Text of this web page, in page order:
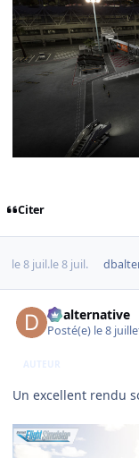
Citer
le 8 juil.le 8 juil.
dbalternative
Posté(e) le 8
AUTEUR
Un excellent rendu